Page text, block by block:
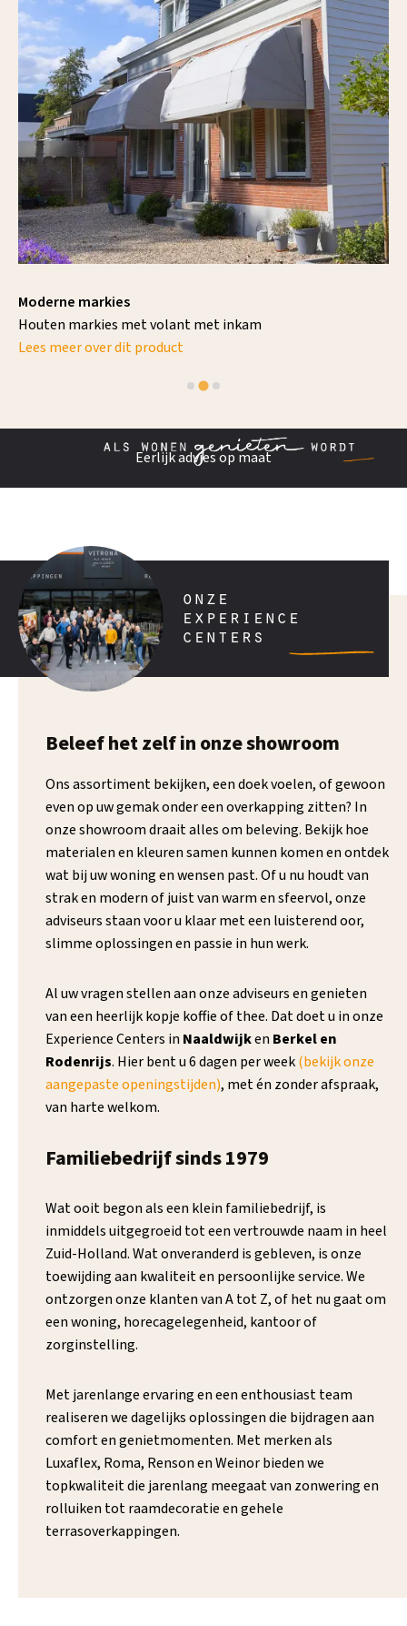
Moderne markies
Houten markies met volant met inkam
Lees meer over dit product
Eerlijk advies op maat
onze
experience
centers
Beleef het zelf in onze showroom
Ons assortiment bekijken, een doek voelen, of gewoon
even op uw gemak onder een overkapping zitten? In
onze showroom draait alles om beleving. Bekijk hoe
materialen en kleuren samen kunnen komen en ontdek
wat bij uw woning en wensen past. Of u nu houdt van
strak en modern of juist van warm en sfeervol, onze
adviseurs staan voor u klaar met een luisterend oor,
slimme oplossingen en passie in hun werk.
Al uw vragen stellen aan onze adviseurs en genieten
van een heerlijk kopje koffie of thee. Dat doet u in onze
Experience Centers in Naaldwijken Berkel en
Rodenrijs. Hier bent u 6 dagen per week(bekijk onze
aangepaste openingstijden), met én zonder afspraak,
van harte welkom.
Familiebedrijf sinds 1979
Wat ooit begon als een klein familiebedrijf, is
inmiddels uitgegroeid tot een vertrouwde naam in heel
Zuid-Holland. Wat onveranderd is gebleven, is onze
toewijding aan kwaliteit en persoonlijke service. We
ontzorgen onze klanten van A tot Z, of het nu gaat om
een woning, horecagelegenheid, kantoor of
zorginstelling.
Met jarenlange ervaring en een enthousiast team
realiseren we dagelijks oplossingen die bijdragen aan
comfort en genietmomenten. Met merken als
Luxaflex, Roma, Renson en Weinor bieden we
topkwaliteit die jarenlang meegaat van zonwering en
rolluiken tot raamdecoratie en gehele
terrasoverkappingen.